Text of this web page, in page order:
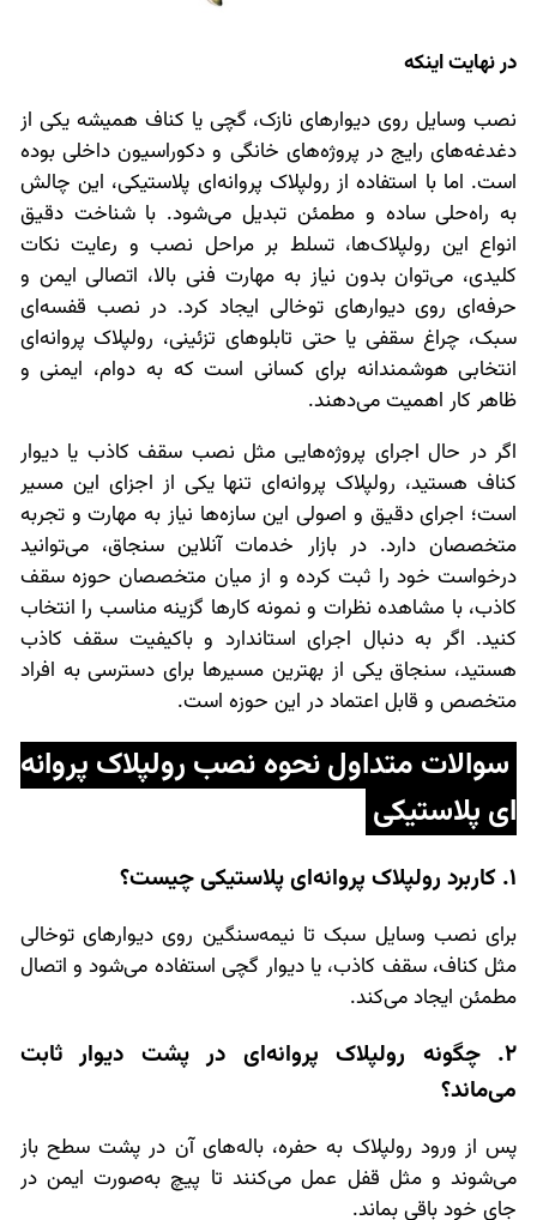
در نهایت اینکه
نصب وسایل روی دیوارهای نازک، گچی یا کناف همیشه یکی از
دغدغه‌های رایج در پروژه‌های خانگی و دکوراسیون داخلی بوده
است. اما با استفاده از رولپلاک پروانه‌ای پلاستیکی، این چالش
به راه‌حلی ساده و مطمئن تبدیل می‌شود. با شناخت دقیق
انواع این رولپلاک‌ها، تسلط بر مراحل نصب و رعایت نکات
کلیدی، می‌توان بدون نیاز به مهارت فنی بالا، اتصالی ایمن و
حرفه‌ای روی دیوارهای توخالی ایجاد کرد. در نصب قفسه‌ای
سبک، چراغ سقفی یا حتی تابلوهای تزئینی، رولپلاک پروانه‌ای
انتخابی هوشمندانه برای کسانی است که به دوام، ایمنی و
ظاهر کار اهمیت می‌دهند.
اگر در حال اجرای پروژه‌هایی مثل نصب سقف کاذب یا دیوار
کناف هستید، رولپلاک پروانه‌ای تنها یکی از اجزای این مسیر
است؛ اجرای دقیق و اصولی این سازه‌ها نیاز به مهارت و تجربه
متخصصان دارد. در بازار خدمات آنلاین سنجاق، می‌توانید
درخواست خود را ثبت کرده و از میان متخصصان حوزه سقف
کاذب، با مشاهده نظرات و نمونه کارها گزینه مناسب را انتخاب
کنید. اگر به دنبال اجرای استاندارد و باکیفیت سقف کاذب
هستید، سنجاق یکی از بهترین مسیرها برای دسترسی به افراد
متخصص و قابل اعتماد در این حوزه است.
سوالات متداول نحوه نصب رولپلاک پروانه
ای پلاستیکی
1. کاربرد رولپلاک پروانه‌ای پلاستیکی چیست؟
برای نصب وسایل سبک تا نیمه‌سنگین روی دیوارهای توخالی
مثل کناف، سقف کاذب، یا دیوار گچی استفاده می‌شود و اتصال
مطمئن ایجاد می‌کند.
2. چگونه رولپلاک پروانه‌ای در پشت دیوار ثابت
می‌ماند؟
پس از ورود رولپلاک به حفره، باله‌های آن در پشت سطح باز
می‌شوند و مثل قفل عمل می‌کنند تا پیچ به‌صورت ایمن در
جای خود باقی بماند.